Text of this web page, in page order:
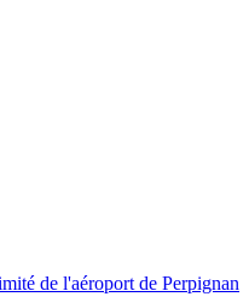
de l'aéroport de Perpignan